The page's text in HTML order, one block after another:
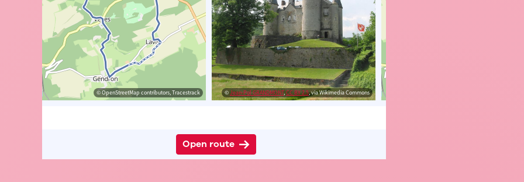
© OpenStreetMap contributors, Tracestrack ©Jean-Pol GRANDMONT,CC BY 2.5, via Wikimedia Commons
Open route